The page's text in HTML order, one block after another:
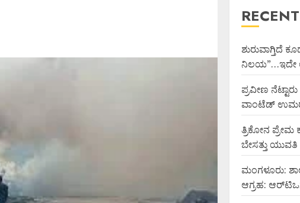
ಶುರುವಾಗ್ತಿದೆ
ನಿಲಯ”…ಇದೇ
ಪ್ರವೀಣ
ವಾಂಟೆಡ್
ತ್ರಿಕೋನ ಪ್ರೇಮ
ಬೇಸತ್ತು ಯುವತಿ
ಮಂಗಳೂರು:
ಆಗ್ರಹ: